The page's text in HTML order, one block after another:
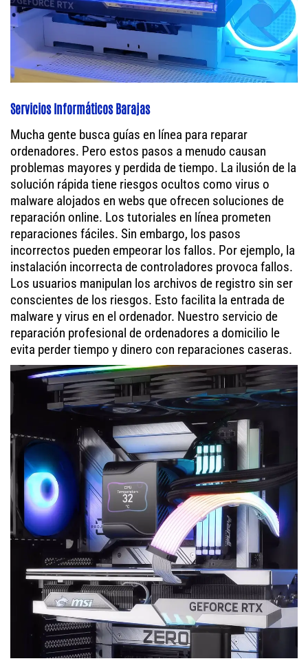
Servicios Informáticos Barajas
Mucha gente busca guías en línea para reparar
ordenadores. Pero estos pasos a menudo causan
problemas mayores y perdida de tiempo. La ilusión de la
solución rápida tiene riesgos ocultos como virus o
malware alojados en webs que ofrecen soluciones de
reparación online. Los tutoriales en línea prometen
reparaciones fáciles. Sin embargo, los pasos
incorrectos pueden empeorar los fallos. Por ejemplo, la
instalación incorrecta de controladores provoca fallos.
Los usuarios manipulan los archivos de registro sin ser
conscientes de los riesgos. Esto facilita la entrada de
malware y virus en el ordenador. Nuestro servicio de
reparación profesional de ordenadores a domicilio le
evita perder tiempo y dinero con reparaciones caseras.